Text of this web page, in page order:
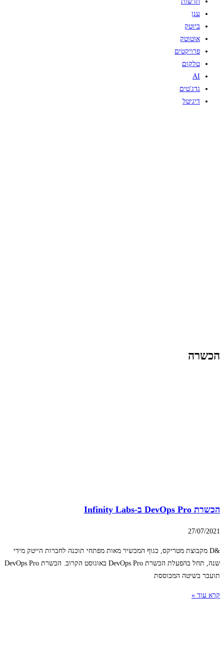
ענן
ביוטק
אוטוטק
פרויקטים
טלקום
AI
גדג'טים
דיגיטל
הכשרה
הכשרת DevOps Pro ב-Infinity Labs
27/07/2021
&D מקבוצת מטריקס, כגוף המכשיר מאות מפתחי תוכנה לחברות הייטק מידי
שנה, תחל בהפעלת הכשרת DevOps Pro באוגוסט הקרוב. הכשרת DevOps Pro
תועבר בשיטה המבוססת
קרא עוד »